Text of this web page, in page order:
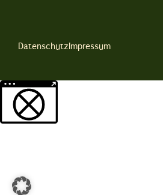
DatenschutzImpressum
Weitere Informationen über den